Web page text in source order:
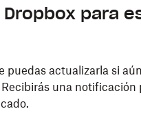
para
actualizarla si
una notificación